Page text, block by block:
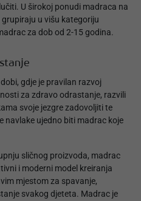
U širokoj ponudi madraca na
u višu kategoriju
za dob od 2-15 godina.
gdje je pravilan razvoj
za zdravo odrastanje, razvili
svoje jezgre zadovoljiti te
navlake ujedno biti madrac koje
sličnog proizvoda, madrac
i moderni model kreiranja
mjestom za spavanje,
svakog djeteta. Madrac je